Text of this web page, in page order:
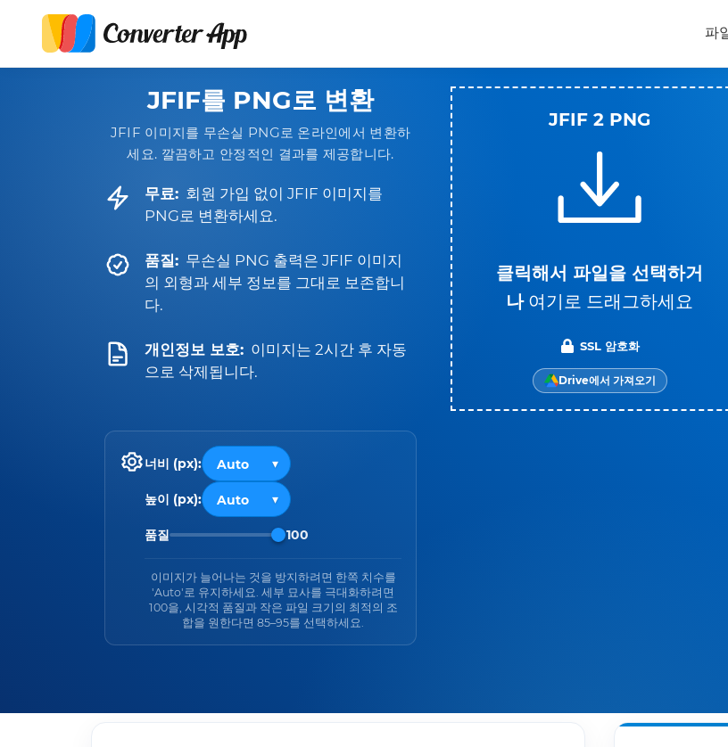
파
JFIF를 PNG로 변환
JFIF 이미지를 무손실 PNG로 온라인에서 변환하
세요. 깔끔하고 안정적인 결과를 제공합니다.
무료: 회원 가입 없이 JFIF 이미지를
PNG로 변환하세요.
품질: 무손실 PNG 출력은 JFIF 이미지
의 외형과 세부 정보를 그대로 보존합니
다.
개인정보 보호: 이미지는 2시간 후 자동
으로 삭제됩니다.
너비 (px):
높이 (px):
품질 100
이미지가 늘어나는 것을 방지하려면 한쪽 치수를
'Auto'로 유지하세요. 세부 묘사를 극대화하려면
100을, 시각적 품질과 작은 파일 크기의 최적의 조
합을 원한다면 85–95를 선택하세요.
JFIF 2 PNG
클릭해서 파일을 선택하거
나 여기로 드래그하세요
SSL 암호화
Drive에서 가져오기